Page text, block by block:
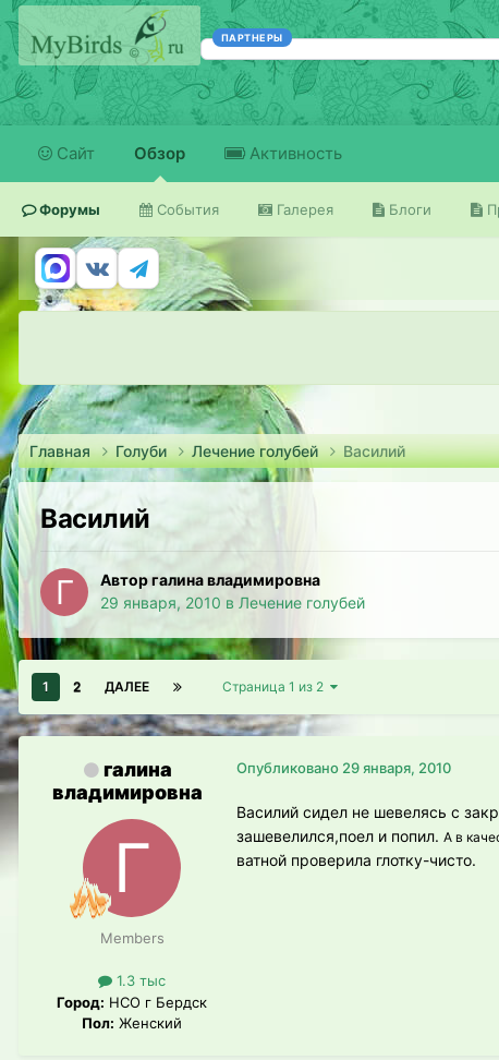
ПАРТНЕРЫ
Сайт Обзор
Форумы События Галерея Блоги
Активность
Главная Голуби Лечение голубей Василий
Василий
Автор галина владимировна
29 января, 2010 в Лечение голубей
1 2 ДАЛЕЕ Страница 1 из 2
галина
владимировна
Members
1.3 тыс
Город: НСО г Бердск
Пол: Женский
Опубликовано 29 января, 2010
Василий сидел не шевелясь с
зашевелился,поел и попил. А в
ватной проверила глотку-чисто.